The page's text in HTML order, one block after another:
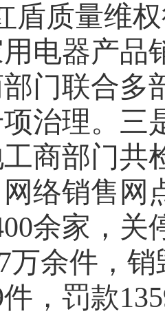
盾质量维
电器产品
门联合多
治理。三
商部门共
络销售网
余家，关
万余件，销
件，罚款